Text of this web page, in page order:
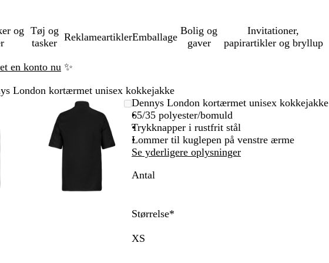
og Tøj og
tasker
ReklameartiklerEmballage
Bolig og
gaver
Invitationer,
papirartikler og bryllup
en konto nu ✨
London kortærmet unisex kokkejakke
Zoombart
billede
Zoomet
minimum
Klik
Brug
tasterne
minus
zoome
Dennys London kortærmet unisex kokkejakke
65/35 polyester/bomuld
Trykknapper i rustfrit stål
Lommer til kuglepen på venstre ærme
Se yderligere oplysninger
Antal
Størrelse*
XS